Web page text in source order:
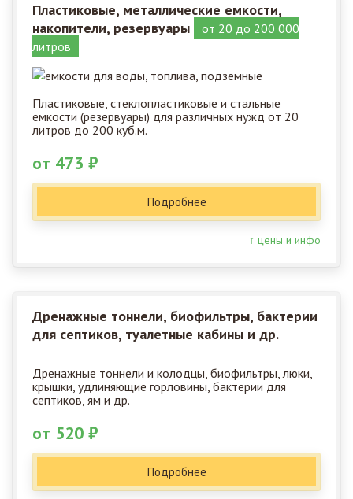
Пластиковые, металлические емкости,
накопители, резервуары
от 20 до 200 000
литров
Пластиковые, стеклопластиковые и стальные
емкости (резервуары) для различных нужд от 20
литров до 200 куб.м.
от 473 ₽
Подробнее
↑ цены и инфо
Дренажные тоннели, биофильтры, бактерии
для септиков, туалетные кабины и др.
Дренажные тоннели и колодцы, биофильтры, люки,
крышки, удлиняющие горловины, бактерии для
септиков, ям и др.
от 520 ₽
Подробнее